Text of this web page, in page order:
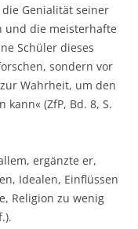
Genialität seiner
und die meisterhafte
Schüler dieses
sondern vor
Wahrheit, um den
(ZfP, Bd. 8, S.
ergänzte er,
Idealen, Einflüssen
Religion zu wenig